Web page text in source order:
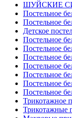
ШУЙСКИЕ
Постельное
Постельное
Детское
Постельное
Постельное
Постельное
Постельное
Постельное
Постельное
Постельное
Трикотажное
Трикотажные